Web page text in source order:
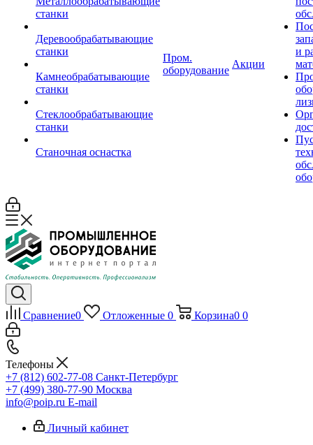
станки
Деревообрабатывающие
станки
Камнеобрабатывающие
станки
Стеклообрабатывающие
станки
Станочная оснастка
Пром.
оборудование
Акции
и
Сравнение0 Отложенные 0 Корзина0 0
Телефоны
+7 (812) 602-77-08 Санкт-Петербург
+7 (499) 380-77-90 Москва
info@poip.ru E-mail
Личный кабинет